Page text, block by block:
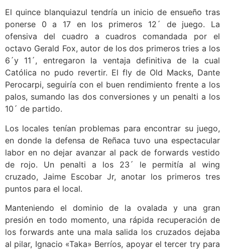
El quince blanquiazul tendría un inicio de ensueño tras
ponerse 0 a 17 en los primeros 12´ de juego. La
ofensiva del cuadro a cuadros comandada por el
octavo Gerald Fox, autor de los dos primeros tries a los
6´y 11´, entregaron la ventaja definitiva de la cual
Católica no pudo revertir. El fly de Old Macks, Dante
Perocarpi, seguiría con el buen rendimiento frente a los
palos, sumando las dos conversiones y un penalti a los
10´ de partido.
Los locales tenían problemas para encontrar su juego,
en donde la defensa de Reñaca tuvo una espectacular
labor en no dejar avanzar al pack de forwards vestido
de rojo. Un penalti a los 23´ le permitía al wing
cruzado, Jaime Escobar Jr, anotar los primeros tres
puntos para el local.
Manteniendo el dominio de la ovalada y una gran
presión en todo momento, una rápida recuperación de
los forwards ante una mala salida los cruzados dejaba
al pilar, Ignacio «Taka» Berríos, apoyar el tercer try para